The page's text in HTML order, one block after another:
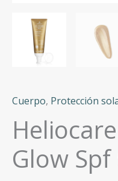
Cuerpo, Protección
Glow